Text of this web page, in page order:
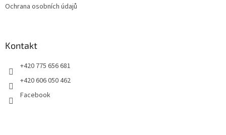
Ochrana osobních údajů
Kontakt
+420 775 656 681
+420 606 050 462
Facebook